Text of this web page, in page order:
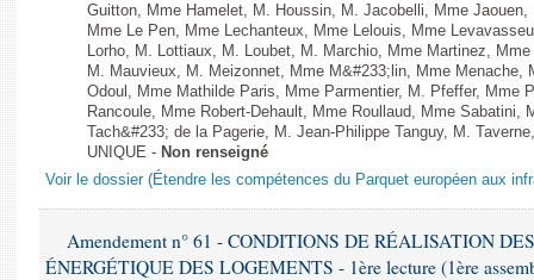
Guitton, Mme Hamelet, M. Houssin, M. Jacobelli, Mme
Mme Le Pen, Mme Lechanteux, Mme Lelouis, Mme
Lorho, M. Lottiaux, M. Loubet, M. Marchio, Mme Martinez,
M. Mauvieux, M. Meizonnet, Mme M&#233;lin, Mme Menache,
Odoul, Mme Mathilde Paris, Mme Parmentier, M. Pfeffer, Mme
Rancoule, Mme Robert-Dehault, Mme Roullaud, Mme
Tach&#233; de la Pagerie, M. Jean-Philippe Tanguy, M.
UNIQUE - Non renseigné
Voir le dossier (Étendre les compétences du Parquet européen aux
Amendement n° 61 - CONDITIONS DE RÉALISATION
ÉNERGÉTIQUE DES LOGEMENTS - 1ère lecture (1ère